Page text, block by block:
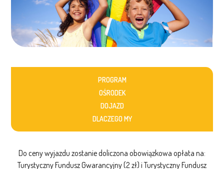
PROGRAM
OŚRODEK
DOJAZD
DLACZEGO MY
Do ceny wyjazdu zostanie doliczona obowiązkowa opłata na:
Turystyczny Fundusz Gwarancyjny (2 zł) i Turystyczny Fundusz